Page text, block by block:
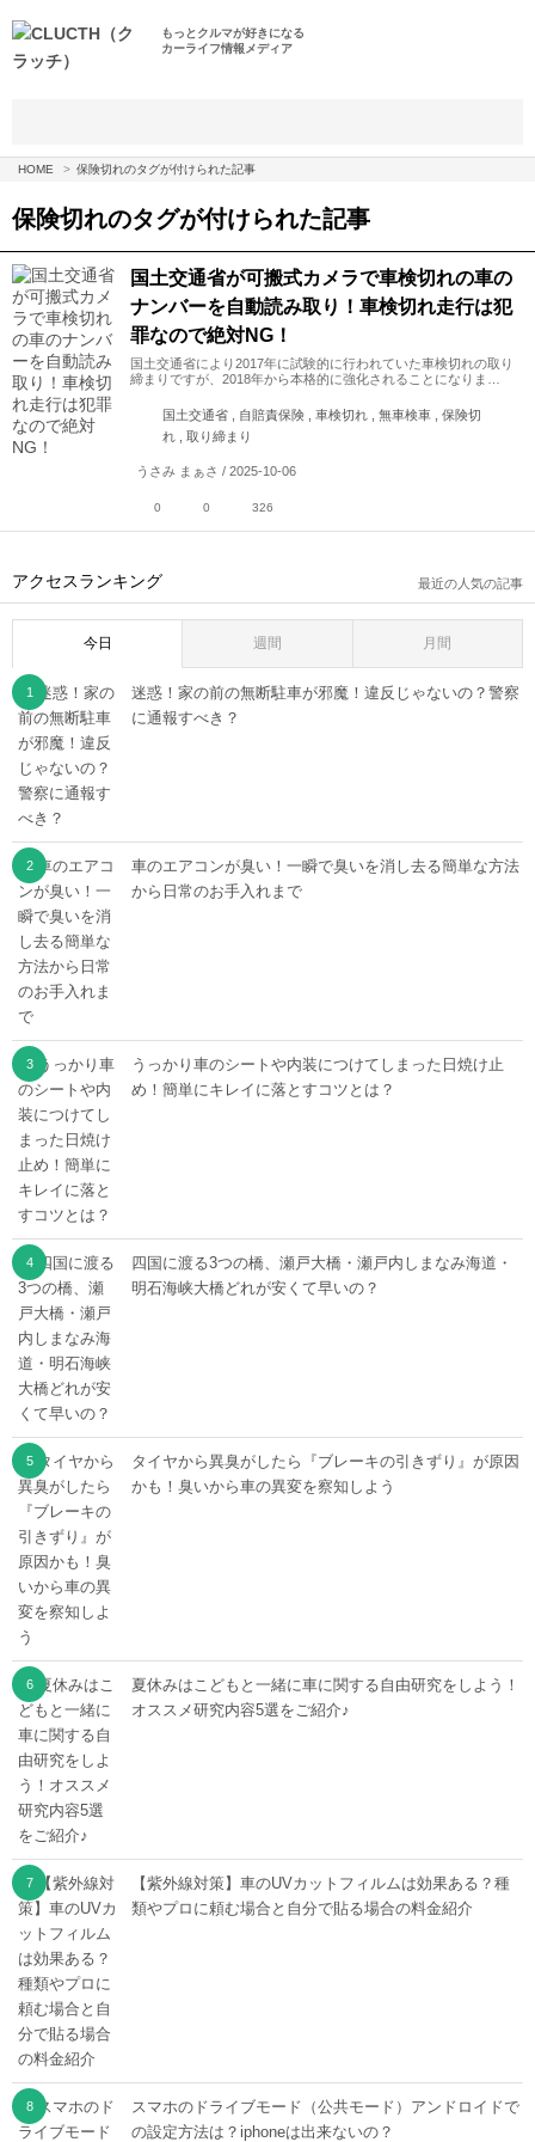
もっとクルマが好きになる
カーライフ情報メディア
HOME 保険切れのタグが付けられた記事
保険切れのタグが付けられた記事
国土交通省が可搬式カメラで車検切れの車の
ナンバーを自動読み取り！車検切れ走行は犯
罪なので絶対NG！
国土交通省により2017年に試験的に行われていた車検切れの取り
締まりですが、2018年から本格的に強化されることになりま…
国土交通省 , 自賠責保険 , 車検切れ , 無車検車 , 保険切
れ , 取り締まり
うさみ まぁさ / 2025-10-06
0 0 326
アクセスランキング 最近の人気の記事
今日 週間 月間
迷惑！家の前の無断駐車が邪魔！違反じゃないの？警察
に通報すべき？
車のエアコンが臭い！一瞬で臭いを消し去る簡単な方法
から日常のお手入れまで
うっかり車のシートや内装につけてしまった日焼け止
め！簡単にキレイに落とすコツとは？
四国に渡る3つの橋、瀬戸大橋・瀬戸内しまなみ海道・
明石海峡大橋どれが安くて早いの？
タイヤから異臭がしたら『ブレーキの引きずり』が原因
かも！臭いから車の異変を察知しよう
夏休みはこどもと一緒に車に関する自由研究をしよう！
オススメ研究内容5選をご紹介♪
【紫外線対策】車のUVカットフィルムは効果ある？種
類やプロに頼む場合と自分で貼る場合の料金紹介
スマホのドライブモード（公共モード）アンドロイドで
の設定方法は？iphoneは出来ないの？